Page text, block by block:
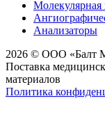
Молекулярная
Анализаторы
2026 © ООО «Балт
Поставка
материалов
Политика